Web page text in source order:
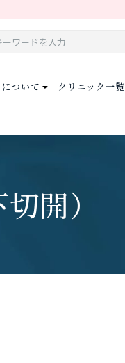
ついて クリニック一覧
開）